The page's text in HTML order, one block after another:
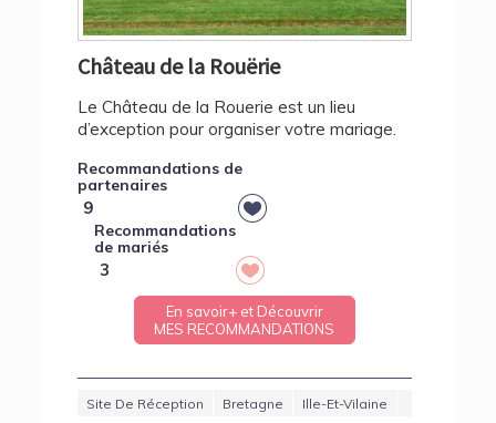
Château de la Rouërie
Le Château de la Rouerie est un lieu
d’exception pour organiser votre mariage.
Recommandations de
partenaires
9
Recommandations
de mariés
3
En savoir+ et Découvrir
MES RECOMMANDATIONS
Site De Réception Bretagne Ille-Et-Vilaine